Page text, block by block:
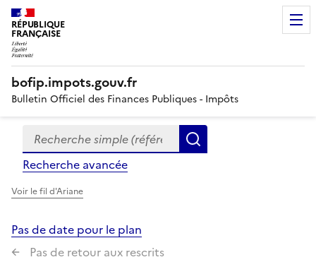
RÉPUBLIQUE
FRANÇAISE
bofip.impots.gouv.fr
Bulletin Officiel des Finances Publiques - Impôts
Formulaire
de
recherche
Recherche simple (références, mots clés, partie du
Recherche avancée
Voir le fil d'Ariane
Pas de date pour le plan
Pas de retour aux rescrits